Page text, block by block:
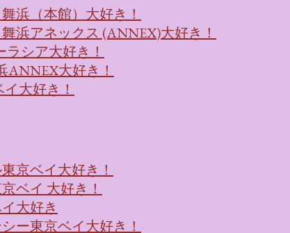
浜（本館）大好き！
浜アネックス (ANNEX)大好き！
シア大好き！
ANNEX大好き！
大好き！
京ベイ大好き！
ベイ 大好き！
大好き
ー東京ベイ大好き！